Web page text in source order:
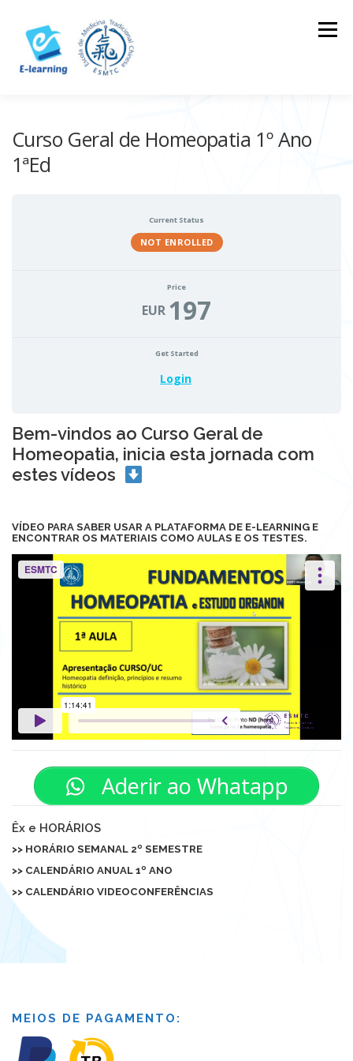
content
Menu
Curso Geral de Homeopatia 1º Ano
1ªEd
Current Status
NOT ENROLLED
Price
EUR 197
Get Started
Login
Bem-vindos ao Curso Geral de
Homeopatia, inicia esta jornada com
estes vídeos
VÍDEO PARA SABER USAR A PLATAFORMA DE E-LEARNING E
ENCONTRAR OS MATERIAIS COMO AULAS E OS TESTES.
Aderir ao Whatapp
Êx e HORÁRIOS
>> HORÁRIO SEMANAL 2º SEMESTRE
>> CALENDÁRIO ANUAL 1º ANO
>> CALENDÁRIO VIDEOCONFERÊNCIAS
MEIOS DE PAGAMENTO: